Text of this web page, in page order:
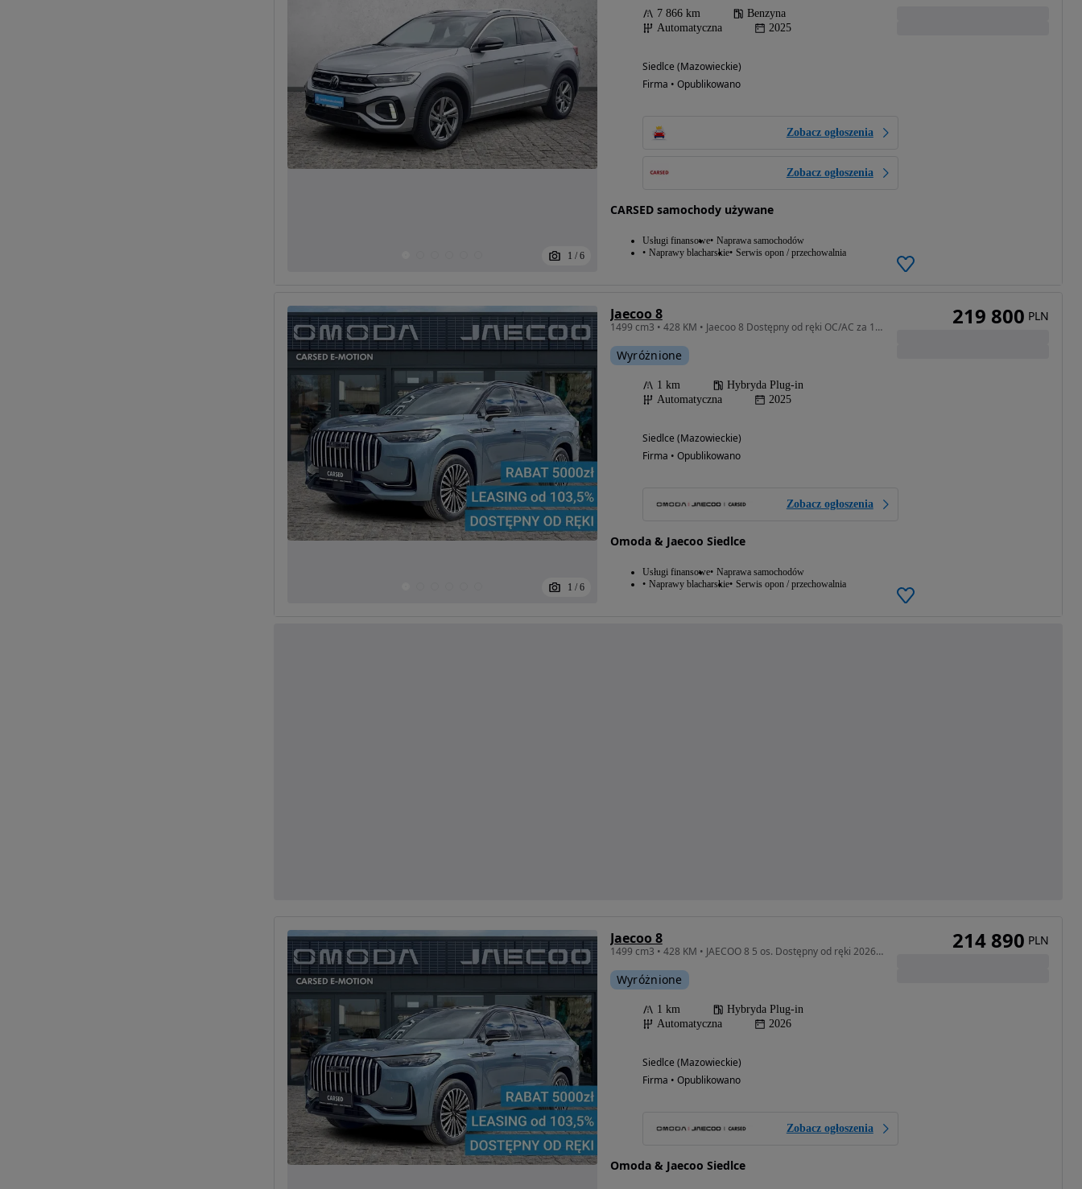
1 / 6
7 866 km
Benzyna
Automatyczna
2025
Siedlce (Mazowieckie)
Firma • Opublikowano
Zobacz ogłoszenia
Zobacz ogłoszenia
CARSED samochody używane
Usługi finansowe Naprawa samochodów
Naprawy blacharskie Serwis opon / przechowalnia
1 / 6
Jaecoo 8
1499 cm3 • 428 KM • Jaecoo 8 Dostępny od ręki OC/AC za 1 zł Promocyjne finansowanie
Wyróżnione
1 km
Hybryda Plug-in
Automatyczna
2025
Siedlce (Mazowieckie)
Firma • Opublikowano
Zobacz ogłoszenia
Omoda & Jaecoo Siedlce
Usługi finansowe Naprawa samochodów
Naprawy blacharskie Serwis opon / przechowalnia
219 800 PLN
Jaecoo 8
1499 cm3 • 428 KM • JAECOO 8 5 os. Dostępny od ręki 2026 rok OC/AC za 1 zł
Wyróżnione
1 km
Hybryda Plug-in
Automatyczna
2026
Siedlce (Mazowieckie)
Firma • Opublikowano
Zobacz ogłoszenia
Omoda & Jaecoo Siedlce
214 890 PLN